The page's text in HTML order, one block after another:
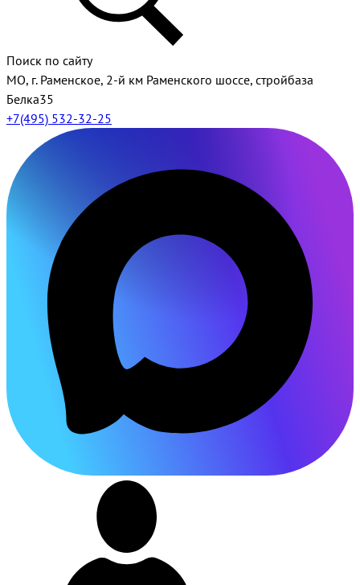
Поиск по сайту
МО, г. Раменское, 2-й км Раменского шоссе, стройбаза
Белка35
+7(495) 532-32-25